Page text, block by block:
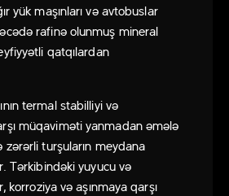
yük maşınları və avtobuslar
rafinə olunmuş mineral
qatqılardan
termal stabilliyi və
müqaviməti yanmadan əmələ
turşuların meydana
Tərkibindəki yuyucu və
korroziya və aşınmaya qarşı